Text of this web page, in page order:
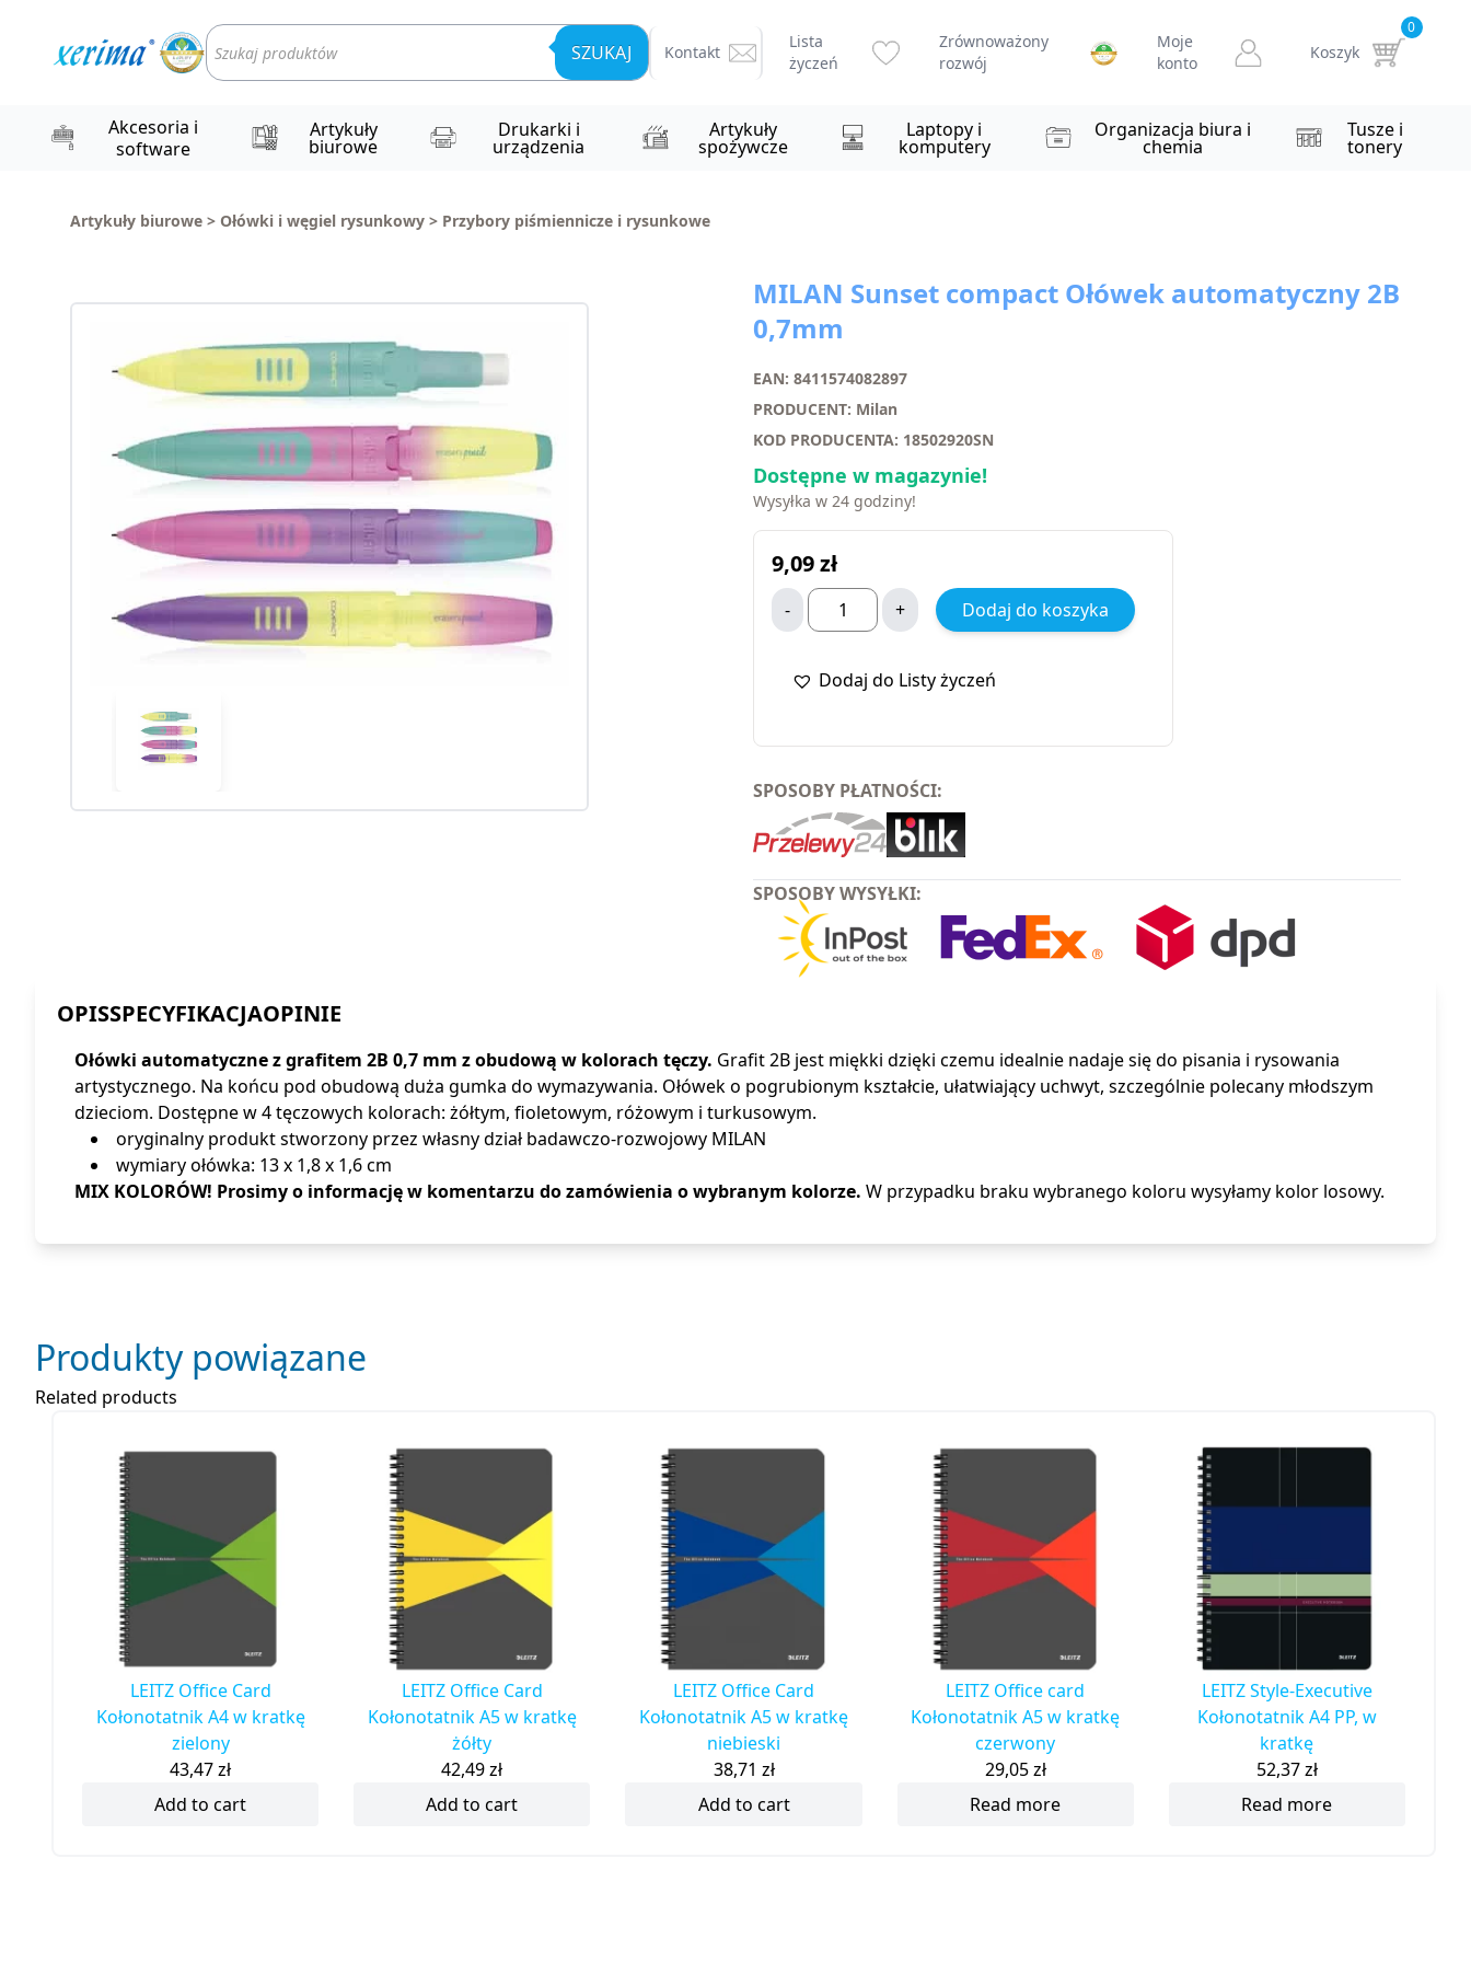
Wyszukiwarka
produktów SZUKAJ Kontakt
Lista
życzeń
Zrównoważony
rozwój
Moje
konto
Koszyk
0
Akcesoria i
software
Artykuły
biurowe
Drukarki i
urządzenia
Artykuły
spożywcze
Laptopy i
komputery
Organizacja biura i
chemia
Tusze i
tonery
Artykuły biurowe > Ołówki i węgiel rysunkowy > Przybory piśmiennicze i rysunkowe
MILAN Sunset compact Ołówek automatyczny 2B
0,7mm
EAN: 8411574082897
PRODUCENT: Milan
KOD PRODUCENTA: 18502920SN
Dostępne w magazynie!
Wysyłka w 24 godziny!
9,09zł
- + Dodaj do koszyka
Dodaj do Listy życzeń
SPOSOBY PŁATNOŚCI:
SPOSOBY WYSYŁKI:
OPISSPECYFIKACJAOPINIE
Ołówki automatyczne z grafitem 2B 0,7 mm z obudową w kolorach tęczy. Grafit 2B jest miękki dzięki czemu idealnie nadaje się do pisania i rysowania
artystycznego. Na końcu pod obudową duża gumka do wymazywania. Ołówek o pogrubionym kształcie, ułatwiający uchwyt, szczególnie polecany młodszym
dzieciom. Dostępne w 4 tęczowych kolorach: żółtym, fioletowym, różowym i turkusowym.
oryginalny produkt stworzony przez własny dział badawczo-rozwojowy MILAN
wymiary ołówka: 13 x 1,8 x 1,6 cm
MIX KOLORÓW! Prosimy o informację w komentarzu do zamówienia o wybranym kolorze. W przypadku braku wybranego koloru wysyłamy kolor losowy.
Produkty powiązane
Related products
LEITZ Office Card
Kołonotatnik A4 w kratkę
zielony
43,47zł
Add to cart
LEITZ Office Card
Kołonotatnik A5 w kratkę
żółty
42,49zł
Add to cart
LEITZ Office Card
Kołonotatnik A5 w kratkę
niebieski
38,71 zł
Add to cart
LEITZ Office card
Kołonotatnik A5 w kratkę
czerwony
29,05zł
Read more
LEITZ Style-Executive
Kołonotatnik A4 PP, w
kratkę
52,37zł
Read more